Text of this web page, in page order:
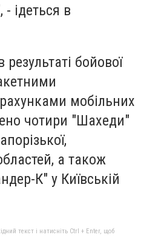
ідеться в
бойової
мобільних
чотири "Шахеди"
а також
К" у Київській
текст і натисніть Ctrl + Enter, щоб